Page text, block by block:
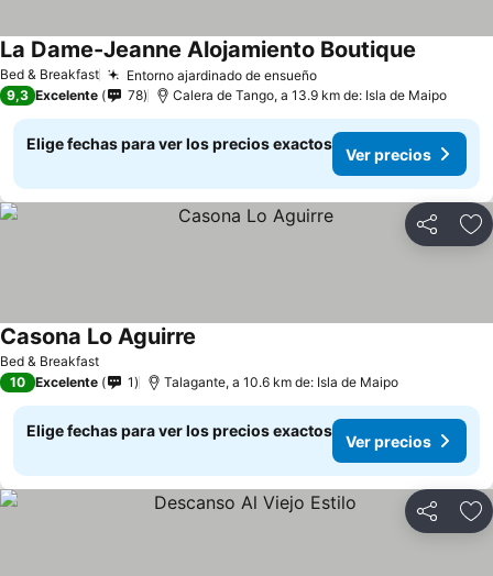
Bed & Breakfast Entorno ajardinado de ensueño
La Dame-Jeanne Alojamiento Boutique
9,3 Excelente 78 Calera de Tango, a 13.9 km de: Isla de Maipo
Elige fechas para ver los precios exactos
Ver precios
Compartir
Bed & Breakfast
Casona Lo Aguirre
10 Excelente 1 Talagante, a 10.6 km de: Isla de Maipo
Elige fechas para ver los precios exactos
Ver precios
Compartir